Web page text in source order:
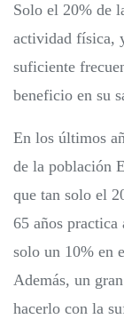
Solo el 20% de
actividad física,
suficiente
beneficio en su
En los últimos
de la población
que tan solo el
65 años
solo un 10% en
Además, un
hacerlo con la